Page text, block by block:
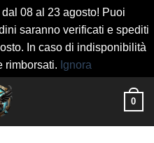
08 al 23 agosto! Puoi
saranno verificati e spediti
In caso di indisponibilità
rimborsati. Ignora
0